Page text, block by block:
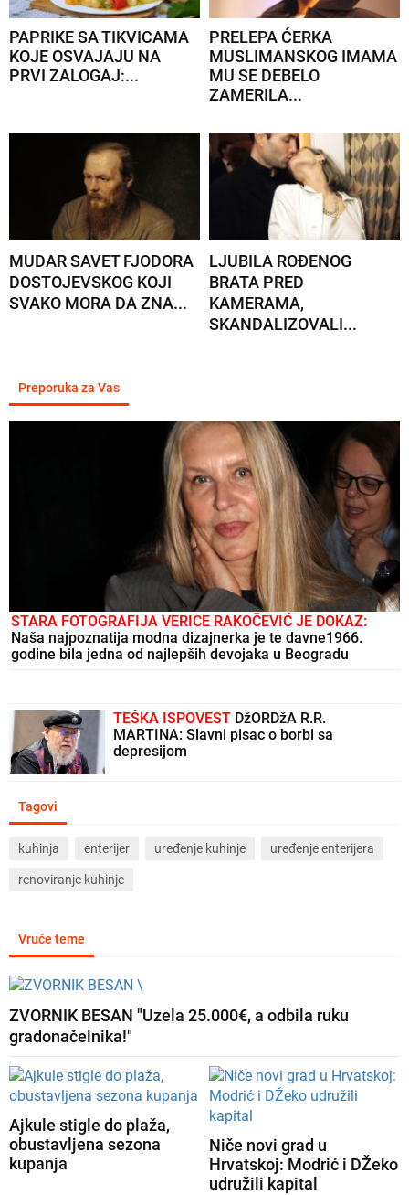
PAPRIKE SA TIKVICAMA
KOJE OSVAJAJU NA
PRVI ZALOGAJ:...
PRELEPA ĆERKA
MUSLIMANSKOG IMAMA
MU SE DEBELO
ZAMERILA...
MUDAR SAVET FJODORA
DOSTOJEVSKOG KOJI
SVAKO MORA DA ZNA...
LJUBILA ROĐENOG
BRATA PRED
KAMERAMA,
SKANDALIZOVALI...
Preporuka za Vas
STARA FOTOGRAFIJA VERICE RAKOČEVIĆ JE DOKAZ:
Naša najpoznatija modna dizajnerka je te davne1966.
godine bila jedna od najlepših devojaka u Beogradu
TEŠKA ISPOVEST DžORDžA R.R.
MARTINA: Slavni pisac o borbi sa
depresijom
Tagovi
kuhinja enterijer uređenje kuhinje uređenje enterijera
renoviranje kuhinje
Vruće teme
ZVORNIK BESAN "Uzela 25.000€, a odbila ruku
gradonačelnika!"
Ajkule stigle do plaža,
obustavljena sezona
kupanja
Niče novi grad u
Hrvatskoj: Modrić i DŽeko
udružili kapital